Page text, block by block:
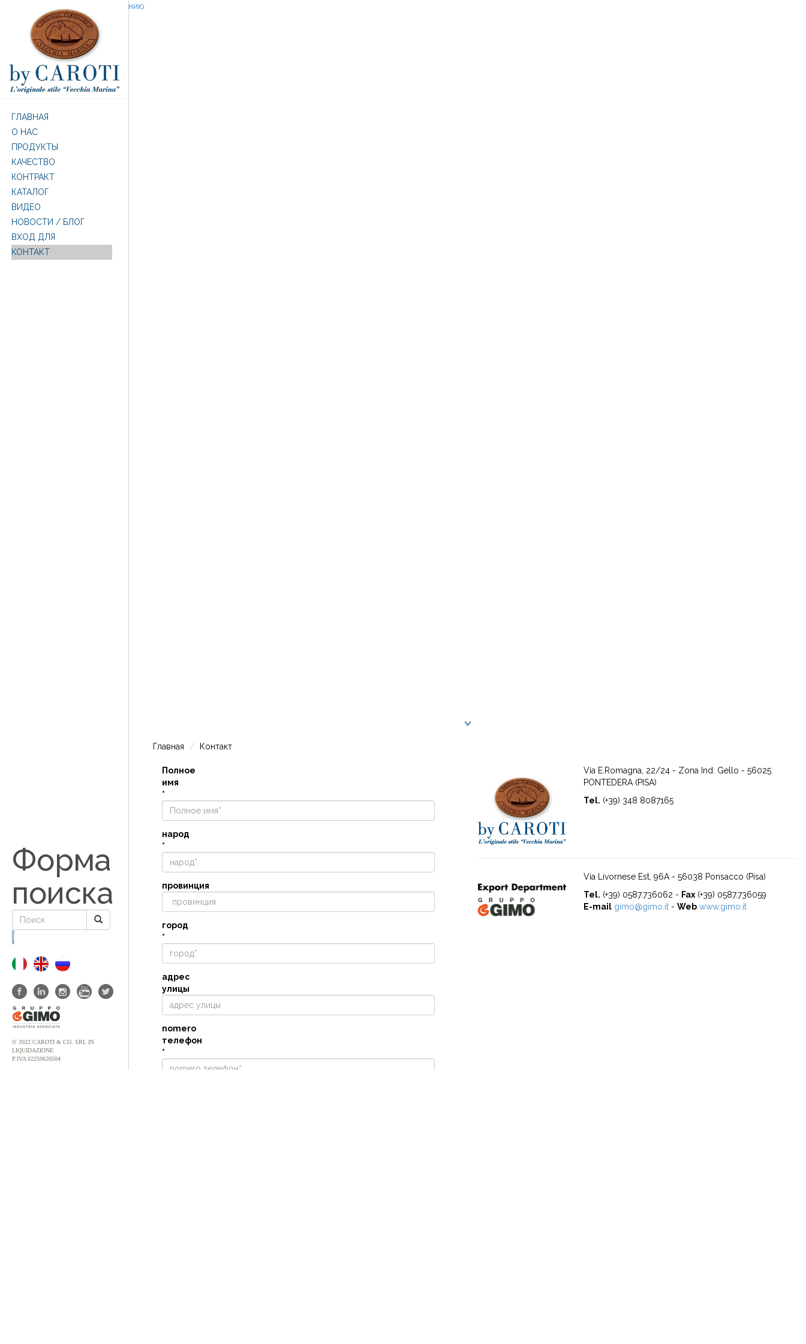
Перейти к основному содержанию
ГЛАВНАЯ
O НАС
ПРОДУКТЫ
КАЧЕСТВО
КОНТРАКТ
КАТАЛОГ
ВИДЕО
НОВОСТИ / БЛОГ
ВХОД ДЛЯ
КОНТАКТ
Форма
поиска
© 2022 CAROTI & CO. SRL IN
LIQUIDAZIONE
P.IVA 02259620504
Главная Контакт
Полное
имя
*
народ
*
провинция
город
*
адрес
улицы
nomero
телефон
*
Via E.Romagna, 22/24 - Zona Ind. Gello - 56025
PONTEDERA (PISA)
Tel. (+39) 348 8087165
Via Livornese Est, 96A - 56038 Ponsacco (Pisa)
Tel. (+39) 0587.736062 - Fax(+39) 0587.736059
E-mail gimo@gimo.it- Web www.gimo.it